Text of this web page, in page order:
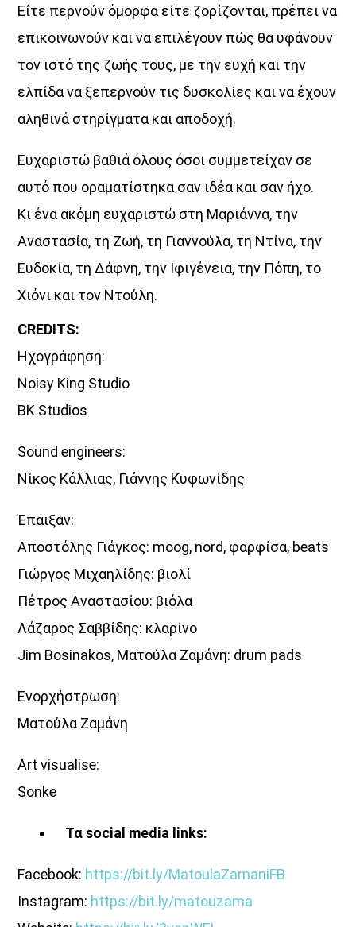
ΜΟΥΣΙΚΗ
15:00
16:00
ΔΙΚΤΥΩΣΗ ΜΕ VOICE 102,5
16:00
20:00
Είτε περνούν όμορφα είτε ζορίζονται, πρέπει να
επικοινωνούν και να επιλέγουν πώς θα υφάνουν
τον ιστό της ζωής τους, με την ευχή και την
ελπίδα να ξεπερνούν τις δυσκολίες και να έχουν
αληθινά στηρίγματα και αποδοχή.
Ευχαριστώ βαθιά όλους όσοι συμμετείχαν σε
αυτό που οραματίστηκα σαν ιδέα και σαν ήχο.
Κι ένα ακόμη ευχαριστώ στη Μαριάννα, την
Αναστασία, τη Ζωή, τη Γιαννούλα, τη Ντίνα, την
Ευδοκία, τη Δάφνη, την Ιφιγένεια, την Πόπη, το
Χιόνι και τον Ντούλη.
CREDITS:
Ηχογράφηση:
Noisy King Studio
BK Studios
Sound engineers:
Νίκος Κάλλιας, Γιάννης Κυφωνίδης
Έπαιξαν:
Αποστόλης Γιάγκος: moog, nord, φαρφίσα, beats
Γιώργος Μιχαηλίδης: βιολί
Πέτρος Αναστασίου: βιόλα
Λάζαρος Σαββίδης: κλαρίνο
Jim Bosinakos, Ματούλα Ζαμάνη: drum pads
Ενορχήστρωση:
Ματούλα Ζαμάνη
Art visualise:
Sonke
Τα social media links:
Facebook: https://bit.ly/MatoulaZamaniFB
Instagram: https://bit.ly/matouzama